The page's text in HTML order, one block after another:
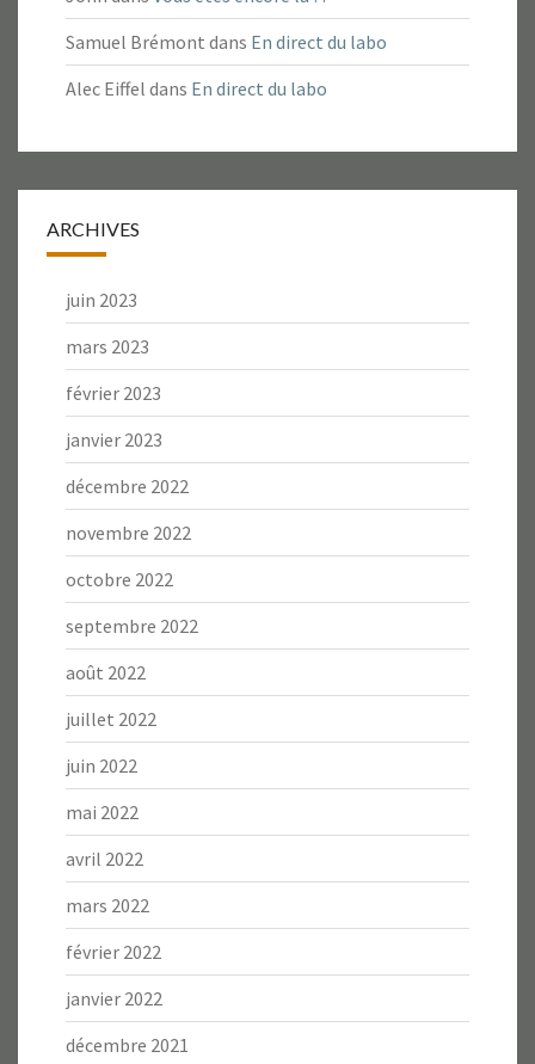
Samuel Brémont dans En direct du labo
Alec Eiffel dans En direct du labo
ARCHIVES
juin 2023
mars 2023
février 2023
janvier 2023
décembre 2022
novembre 2022
octobre 2022
septembre 2022
août 2022
juillet 2022
juin 2022
mai 2022
avril 2022
mars 2022
février 2022
janvier 2022
décembre 2021